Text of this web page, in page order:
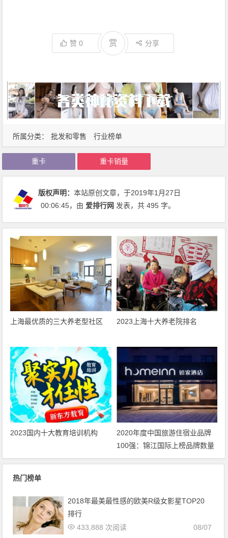
所属分类： 批发和零售 行业榜单
赞0 赏 分享
重卡 重卡销量
版权声明：本站原创文章，于2019年1月27日
00:06:45，由 爱排行网 发表，共 495 字。
上海最优质的三大养老型社区 2023上海十大养老院排名
2023国内十大教育培训机构
2020年度中国旅游住宿业品牌
100强：锦江国际上榜品牌数量
全国第一
热门榜单
2018年最美最性感的欧美R级女影星TOP20
排行
08/07
433,888 次阅读